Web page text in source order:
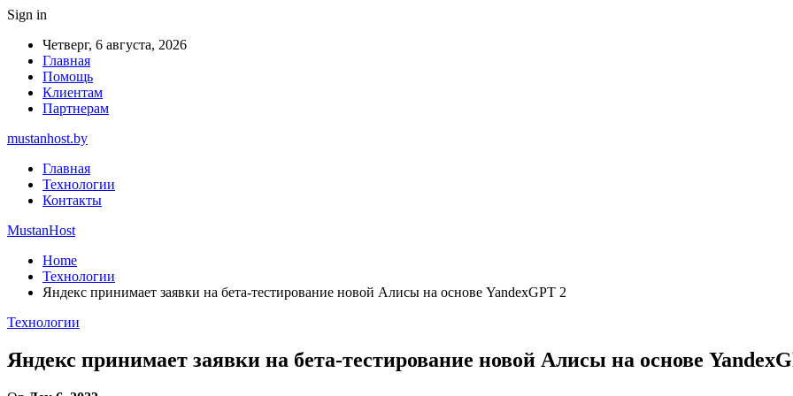
Sign in
Четверг, 6 августа, 2026
Главная
Помощь
Клиентам
Партнерам
mustanhost.by
Главная
Технологии
Контакты
MustanHost
Home
Технологии
Яндекс принимает заявки на бета-тестирование новой Алисы на основе YandexGPT 2
Технологии
Яндекс принимает заявки на бета-тестирование новой Алисы на основе